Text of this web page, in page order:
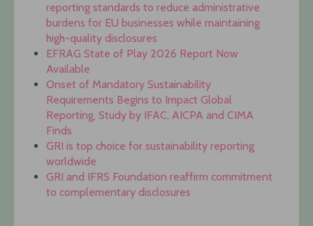
reporting standards to reduce administrative
burdens for EU businesses while maintaining
high-quality disclosures
EFRAG State of Play 2026 Report Now
Available
Onset of Mandatory Sustainability
Requirements Begins to Impact Global
Reporting, Study by IFAC, AICPA and CIMA
Finds
GRI is top choice for sustainability reporting
worldwide
GRI and IFRS Foundation reaffirm commitment
to complementary disclosures